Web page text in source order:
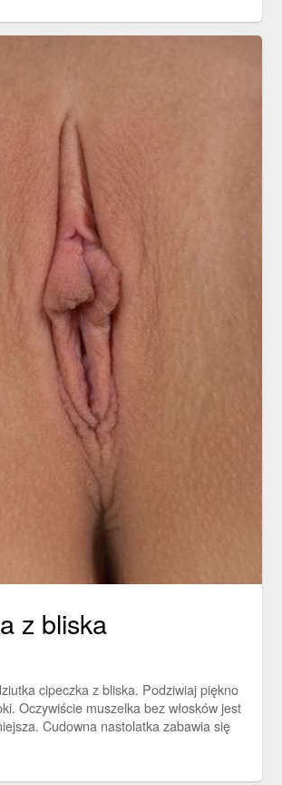
z bliska
cipeczka z bliska. Podziwiaj piękno
Oczywiście muszelka bez włosków jest
Cudowna nastolatka zabawia się